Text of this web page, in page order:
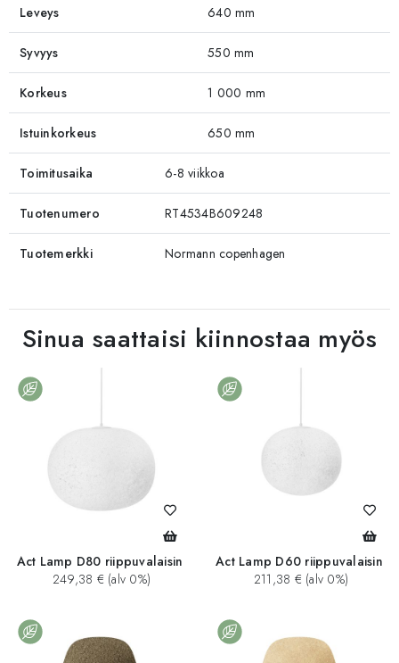
Leveys 640 mm
Syvyys 550 mm
Korkeus 1 000 mm
Istuinkorkeus 650 mm
Toimitusaika 6-8 viikkoa
Tuotenumero RT4534B609248
Tuotemerkki Normann copenhagen
Sinua saattaisi kiinnostaa myös
Act Lamp D80 riippuvalaisin
249,38 € (alv 0%)
Act Lamp D60 riippuvalaisin
211,38 € (alv 0%)